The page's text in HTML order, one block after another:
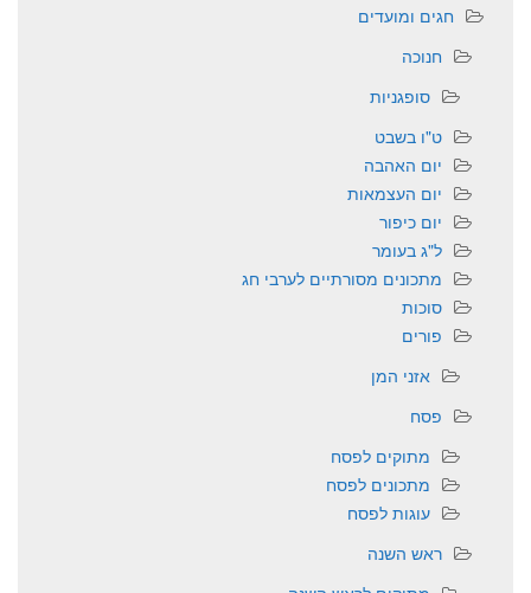
חגים ומועדים
חנוכה
סופגניות
ט"ו בשבט
יום האהבה
יום העצמאות
יום כיפור
ל"ג בעומר
מתכונים מסורתיים לערבי חג
סוכות
פורים
אזני המן
פסח
מתוקים לפסח
מתכונים לפסח
עוגות לפסח
ראש השנה